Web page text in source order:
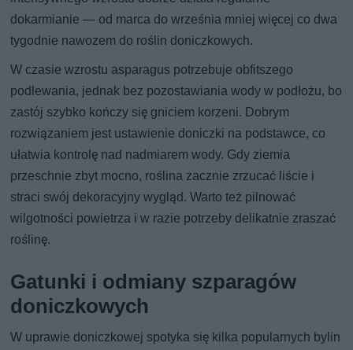
dokarmianie — od marca do września mniej więcej co dwa
tygodnie nawozem do roślin doniczkowych.
W czasie wzrostu asparagus potrzebuje obfitszego
podlewania, jednak bez pozostawiania wody w podłożu, bo
zastój szybko kończy się gniciem korzeni. Dobrym
rozwiązaniem jest ustawienie doniczki na podstawce, co
ułatwia kontrolę nad nadmiarem wody. Gdy ziemia
przeschnie zbyt mocno, roślina zacznie zrzucać liście i
straci swój dekoracyjny wygląd. Warto też pilnować
wilgotności powietrza i w razie potrzeby delikatnie zraszać
roślinę.
Gatunki i odmiany szparagów
doniczkowych
W uprawie doniczkowej spotyka się kilka popularnych bylin